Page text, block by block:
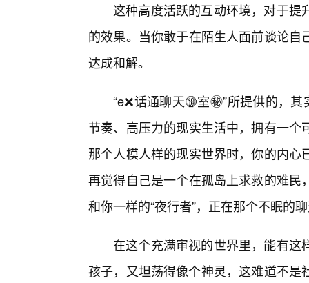
这种高度活跃的互动环境，对于提
的效果。当你敢于在陌生人面前谈论
达成和解。
“e❌话通聊天🔞室㊙️”所提供的，
节奏、高压力的现实生活中，拥有一
那个人模人样的现实世界时，你的内
再觉得自己是一个在孤岛上求救的难
和你一样的“夜行者”，正在那个不眠的
在这个充满审视的世界里，能有这
孩子，又坦荡得像个神灵，这难道不是